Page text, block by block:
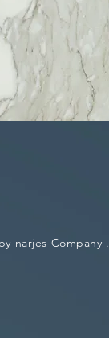
narjes Company .